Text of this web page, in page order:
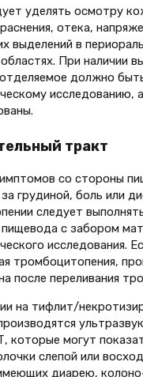
уделять осмотру
отека,
выделений в
При наличии
должно
исследованию,
тракт
со стороны
грудиной, боль или
следует
с забором
исследования.
тромбоцитопения,
после переливания
на тифлит/
которые могут
слепой или
диарею,